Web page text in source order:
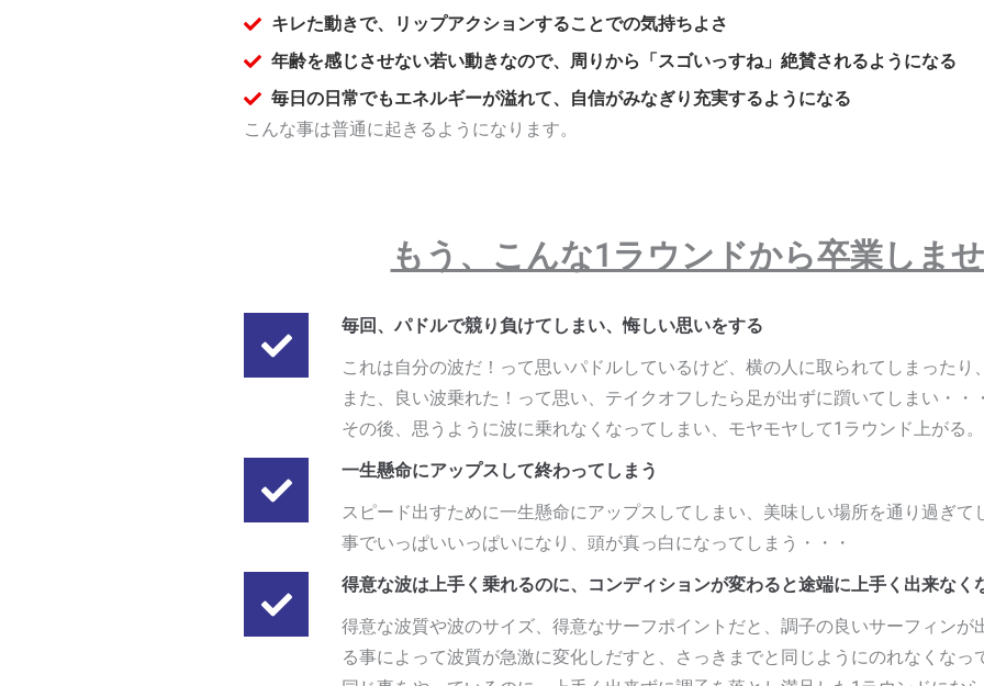
キレた動きで、リップアクションすることでの気持ちよさ
年齢を感じさせない若い動きなので、周りから「スゴいっすね」絶賛されるようになる
毎日の日常でもエネルギーが溢れて、自信がみなぎり充実するようになる
こんな事は普通に起きるようになります。
もう、こんな1ラウンドから卒業しま
毎回、パドルで競り負けてしまい、悔しい思いをする
これは自分の波だ！って思いパドルしているけど、横の人に取られてしまった
また、良い波乗れた！って思い、テイクオフしたら足が出ずに躓いてしまい・・
その後、思うように波に乗れなくなってしまい、モヤモヤして1ラウンド上がる。
一生懸命にアップスして終わってしまう
スピード出すために一生懸命にアップスしてしまい、美味しい場所を通り過ぎて
事でいっぱいいっぱいになり、頭が真っ白になってしまう・・・
得意な波は上手く乗れるのに、コンディションが変わると途端に上手く出来なく
得意な波質や波のサイズ、得意なサーフポイントだと、調子の良いサーフィンが
る事によって波質が急激に変化しだすと、さっきまでと同じようにのれなくなっ